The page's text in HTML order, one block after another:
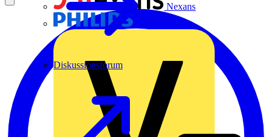
Nexans
Diskussionsforum